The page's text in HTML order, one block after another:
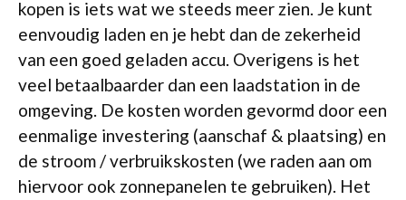
kopen is iets wat we steeds meer zien. Je kunt
eenvoudig laden en je hebt dan de zekerheid
van een goed geladen accu. Overigens is het
veel betaalbaarder dan een laadstation in de
omgeving. De kosten worden gevormd door een
eenmalige investering (aanschaf & plaatsing) en
de stroom / verbruikskosten (we raden aan om
hiervoor ook zonnepanelen te gebruiken). Het